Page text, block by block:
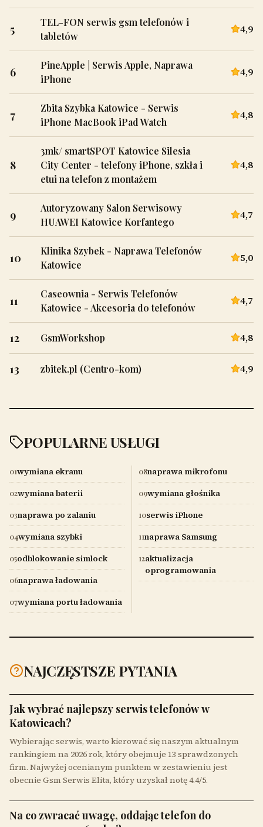
5
TEL-FON serwis gsm telefonów i
tabletów
4,9
6
PineApple | Serwis Apple, Naprawa
iPhone
4,9
7
Zbita Szybka Katowice - Serwis
iPhone MacBook iPad Watch
4,8
8
3mk/ smartSPOT Katowice Silesia
City Center - telefony iPhone, szkła i
etui na telefon z montażem
4,8
9
Autoryzowany Salon Serwisowy
HUAWEI Katowice Korfantego
4,7
10
Klinika Szybek - Naprawa Telefonów
Katowice
5,0
11
Caseownia - Serwis Telefonów
Katowice - Akcesoria do telefonów
4,7
12 GsmWorkshop 4,8
13 zbitek.pl (Centro-kom) 4,9
POPULARNE USŁUGI
01wymiana ekranu
02wymiana baterii
03naprawa po zalaniu
04wymiana szybki
05odblokowanie simlock
06naprawa ładowania
07wymiana portu ładowania
08naprawa mikrofonu
09wymiana głośnika
10serwis iPhone
11naprawa Samsung
12aktualizacja
oprogramowania
NAJCZĘSTSZE PYTANIA
Jak wybrać najlepszy serwis telefonów w
Katowicach?
Wybierając serwis, warto kierować się naszym aktualnym
rankingiem na 2026 rok, który obejmuje 13 sprawdzonych
firm. Najwyżej ocenianym punktem w zestawieniu jest
obecnie Gsm Serwis Elita, który uzyskał notę 4.4/5.
Na co zwracać uwagę, oddając telefon do